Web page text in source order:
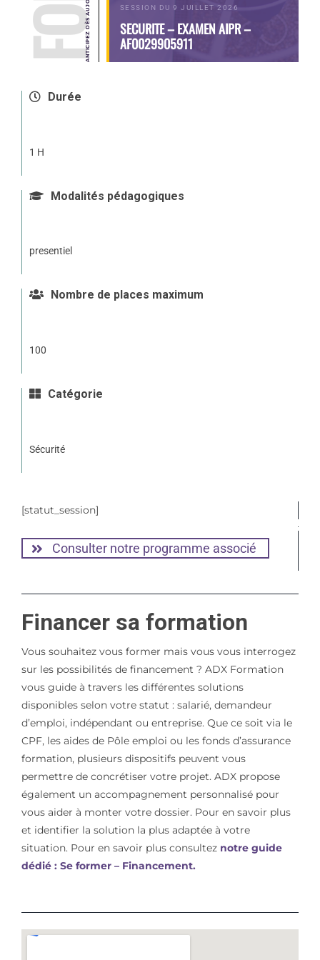
SESSION DU 9 JUILLET 2026
SECURITE – EXAMEN AIPR –
AF0029905911
Durée
1 H
Modalités pédagogiques
presentiel
Nombre de places maximum
100
Catégorie
Sécurité
[statut_session]
Consulter notre programme associé
Financer sa formation
Vous souhaitez vous former mais vous vous interrogez
sur les possibilités de financement ? ADX Formation
vous guide à travers les différentes solutions
disponibles selon votre statut : salarié, demandeur
d’emploi, indépendant ou entreprise. Que ce soit via le
CPF, les aides de Pôle emploi ou les fonds d’assurance
formation, plusieurs dispositifs peuvent vous
permettre de concrétiser votre projet. ADX propose
également un accompagnement personnalisé pour
vous aider à monter votre dossier. Pour en savoir plus
et identifier la solution la plus adaptée à votre
situation. Pour en savoir plus consulteznotre guide
dédié : Se former – Financement.